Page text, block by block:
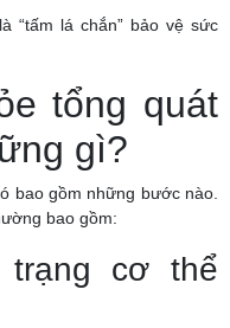
“tấm lá chắn” bảo vệ sức
tổng quát
gì?
bao gồm những bước nào.
bao gồm:
cơ thể